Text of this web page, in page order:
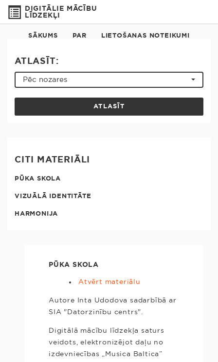
DIGITĀLIE MĀCĪBU
LĪDZEKĻI
SĀKUMS PAR LIETOŠANAS NOTEIKUMI
ATLASĪT:
Pēc nozares
ATLASĪT
CITI MATERIĀLI
PŪKA SKOLA
VIZUĀLĀ IDENTITĀTE
HARMONIJA
PŪKA SKOLA
Atvērt materiālu
Autore Inta Udodova sadarbībā ar
SIA "Datorzinību centrs".
Digitālā mācību līdzekļa saturs
veidots, elektronizējot daļu no
izdevniecības „Musica Baltica”